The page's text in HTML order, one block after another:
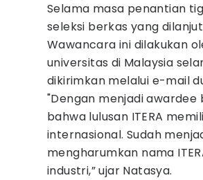
Selama masa penantian
seleksi berkas yang
Wawancara ini dilakukan
universitas di Malaysia
dikirimkan melalui e-mail
"Dengan menjadi awardee
bahwa lulusan ITERA
internasional. Sudah
mengharumkan nama
industri,” ujar Natasya.